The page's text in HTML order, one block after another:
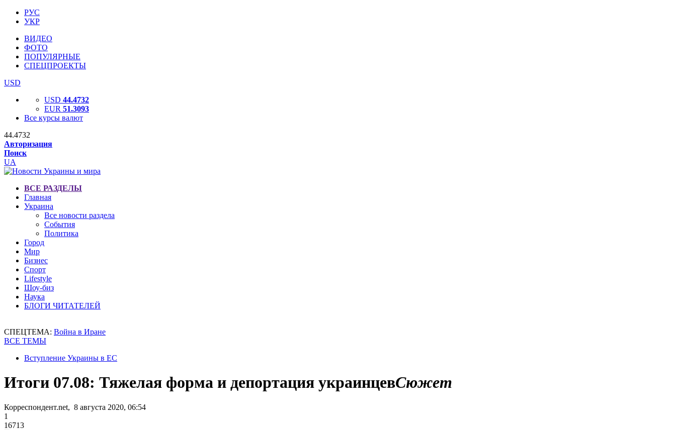
РУС
УКР
ВИДЕО
ФОТО
ПОПУЛЯРНЫЕ
СПЕЦПРОЕКТЫ
USD
USD 44.4732
EUR 51.3093
Все курсы валют
44.4732
Авторизация
Поиск
UA
ВСЕ РАЗДЕЛЫ
Главная
Украина
Все новости раздела
События
Политика
Город
Мир
Бизнес
Спорт
Lifestyle
Шоу-биз
Наука
БЛОГИ ЧИТАТЕЛЕЙ
СПЕЦТЕМА: Война в Иране
ВСЕ ТЕМЫ
Вступление Украины в ЕС
Итоги 07.08: Тяжелая форма и депортация украинцевСюжет
Корреспондент.net, 8 августа 2020, 06:54
1
16713